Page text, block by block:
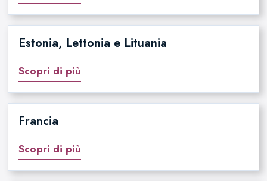
Estonia, Lettonia e Lituania
Scopri di più
Francia
Scopri di più